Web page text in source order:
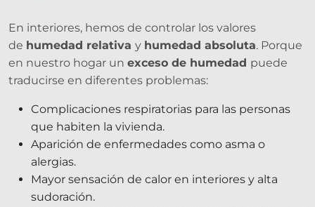
En interiores, hemos de controlar los valores
de humedad relativa y humedad absoluta. Porque
en nuestro hogar un exceso de humedad puede
traducirse en diferentes problemas:
Complicaciones respiratorias para las personas
que habiten la vivienda.
Aparición de enfermedades como asma o
alergias.
Mayor sensación de calor en interiores y alta
sudoración.